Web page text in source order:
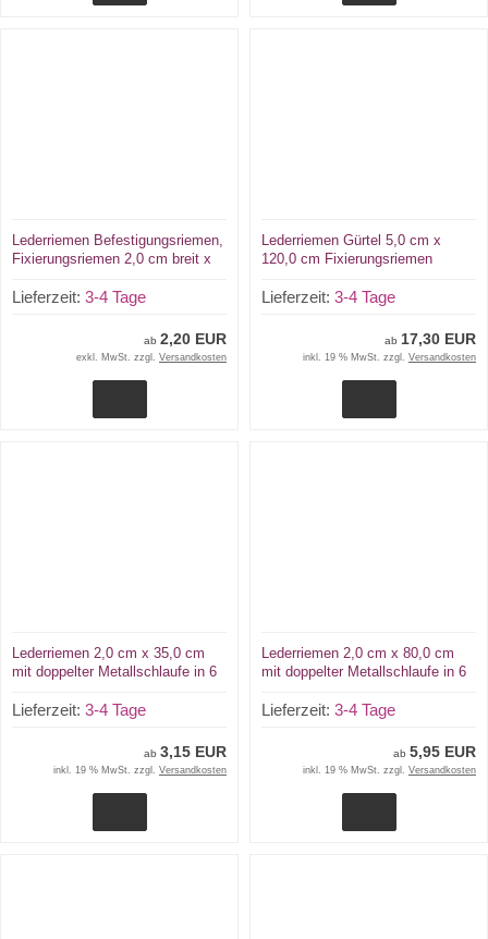
Lederriemen Befestigungsriemen,
Fixierungsriemen 2,0 cm breit x
Einsatz
Lieferzeit: 3-4 Tage
ab 2,20 EUR
exkl. MwSt. zzgl. Versandkosten
Lederriemen Gürtel 5,0 cm x
120,0 cm Fixierungsriemen
verschiedenen Farben von Lwph
Lieferzeit: 3-4 Tage
ab 17,30 EUR
inkl. 19 % MwSt. zzgl. Versandkosten
Lederriemen 2,0 cm x 35,0 cm
mit doppelter Metallschlaufe in 6
Fixierungsriemen u.v.m.
Lieferzeit: 3-4 Tage
ab 3,15 EUR
inkl. 19 % MwSt. zzgl. Versandkosten
Lederriemen 2,0 cm x 80,0 cm
mit doppelter Metallschlaufe in 6
Fixierungsriemen u.v.m.
Lieferzeit: 3-4 Tage
ab 5,95 EUR
inkl. 19 % MwSt. zzgl. Versandkosten